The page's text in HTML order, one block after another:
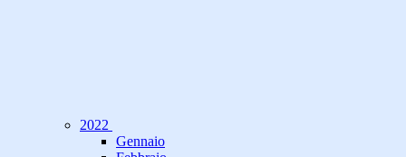
2022
Gennaio